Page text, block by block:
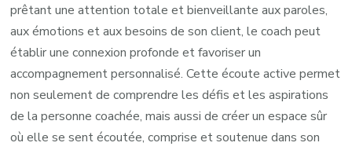
prêtant une attention totale et bienveillante aux paroles,
aux émotions et aux besoins de son client, le coach peut
établir une connexion profonde et favoriser un
accompagnement personnalisé. Cette écoute active permet
non seulement de comprendre les défis et les aspirations
de la personne coachée, mais aussi de créer un espace sûr
où elle se sent écoutée, comprise et soutenue dans son